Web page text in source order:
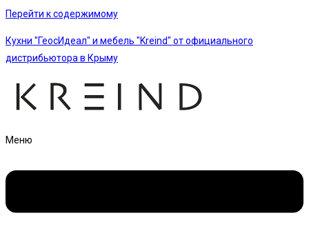
Перейти к содержимому
Кухни "ГеосИдеал" и мебель "Kreind" от официального
дистрибьютора в Крыму
Меню